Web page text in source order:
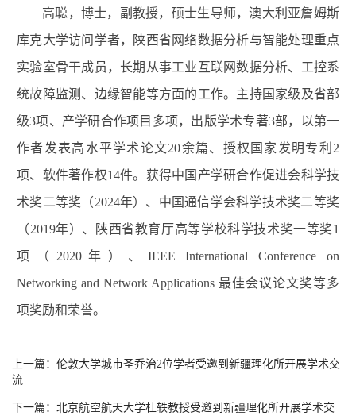
高聪，博士，副教授，硕士生导师，澳大利亚詹姆斯
库克大学访问学者，陕西省网络数据分析与智能处理重点
实验室骨干成员，长期从事工业互联网数据分析、工控系
统故障监测、边缘智能等方面的工作。主持国家级及省部
级3项、产学研合作项目多项，出版学术专著3部，以第一
作者发表高水平学术论文20余篇、授权国家发明专利2
项、软件著作权14件。获得中国产学研合作促进会科学技
术奖二等奖（2024年）、中国通信学会科学技术奖二等奖
（2019年）、陕西省教育厅高等学校科学技术奖一等奖1
项（2020年）、IEEE International Conference on
Networking and Network Applications 最佳会议论文奖等多
项奖励和荣誉。
上一篇：伦敦大学城市圣乔治2位学者受邀到新疆理化所开展学术交
流
下一篇：北京航空航天大学杜轶教授受邀到新疆理化所开展学术交